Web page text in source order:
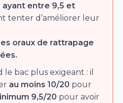
ayant entre 9,5 et
tenter d’améliorer leur
oraux de rattrapage
bac plus exigeant : il
au moins 10/20 pour
9,5/20 pour avoir